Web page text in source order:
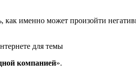
именно может произойти
для темы
компанией».